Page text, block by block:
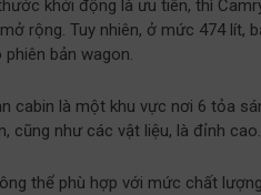
khởi động là ưu tiên, thì
rộng. Tuy nhiên, ở mức 474 lít,
phiên bản wagon.
cabin là một khu vực nơi 6 tỏa
cũng như các vật liệu, là đỉnh cao.
thể phù hợp với mức chất